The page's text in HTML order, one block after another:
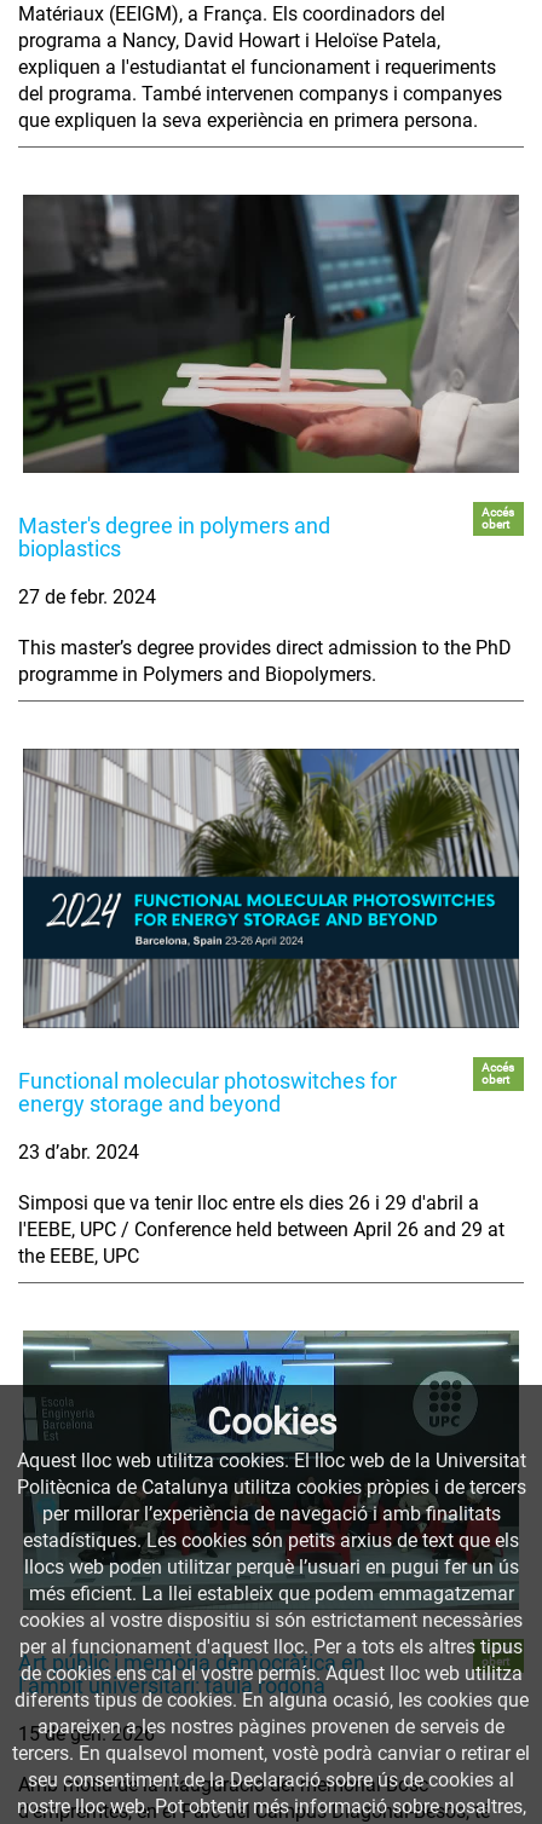
Matériaux (EEIGM), a França. Els coordinadors del
programa a Nancy, David Howart i Heloïse Patela,
expliquen a l'estudiantat el funcionament i requeriments
del programa. També intervenen companys i companyes
que expliquen la seva experiència en primera persona.
Master's degree in polymers and
bioplastics
Accés
obert
27 de febr. 2024
This master’s degree provides direct admission to the PhD
programme in Polymers and Biopolymers.
Functional molecular photoswitches for
energy storage and beyond
Accés
obert
23 d’abr. 2024
Simposi que va tenir lloc entre els dies 26 i 29 d'abril a
l'EEBE, UPC / Conference held between April 26 and 29 at
the EEBE, UPC
Art públic i memòria democràtica en
l’àmbit universitari: taula rodona
Accés
obert
15 de gen. 2026
Amb motiu de la inauguració del memorial Bosc
d’empremtes, en el Parc del Campus Diagonal-Besòs, té
Cookies
Aquest lloc web utilitza cookies. El lloc web de la Universitat
Politècnica de Catalunya utilitza cookies pròpies i de tercers
per millorar l’experiència de navegació i amb finalitats
estadístiques. Les cookies són petits arxius de text que els
llocs web poden utilitzar perquè l’usuari en pugui fer un ús
més eficient. La llei estableix que podem emmagatzemar
cookies al vostre dispositiu si són estrictament necessàries
per al funcionament d'aquest lloc. Per a tots els altres tipus
de cookies ens cal el vostre permís. Aquest lloc web utilitza
diferents tipus de cookies. En alguna ocasió, les cookies que
apareixen a les nostres pàgines provenen de serveis de
tercers. En qualsevol moment, vostè podrà canviar o retirar el
seu consentiment de la Declaració sobre ús de cookies al
nostre lloc web. Pot obtenir més informació sobre nosaltres,